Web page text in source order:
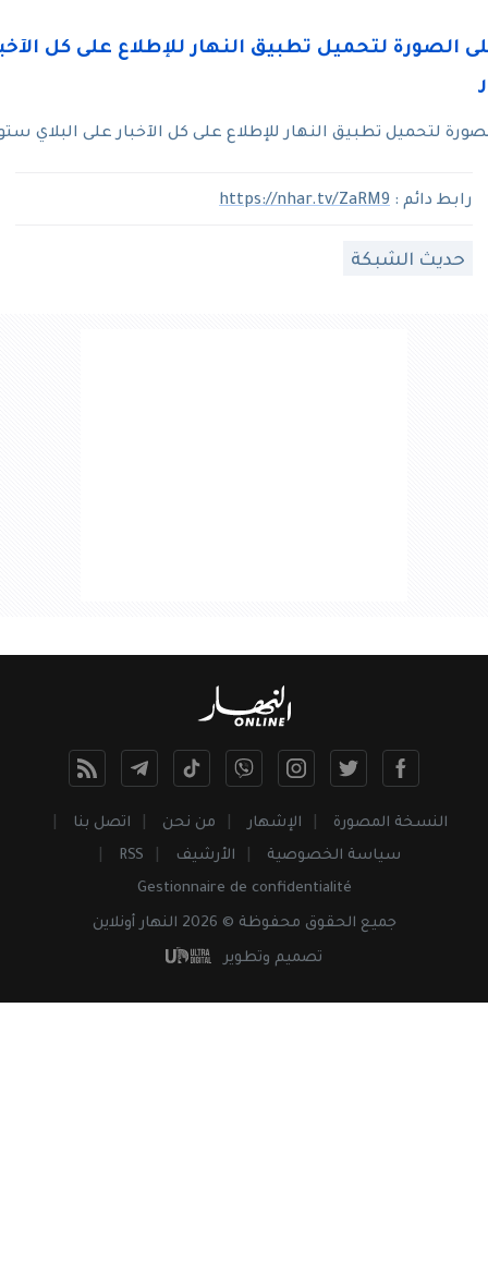
لتحميل تطبيق النهار للإطلاع على كل الآخبار على البلاي
رابط دائم : https://nhar.tv/ZaRM9
حديث الشبكة
النسخة المصورة الإشهار من نحن
اتصل بنا
سياسة الخصوصية
الأرشيف
RSS
Gestionnaire de confidentialité
جميع الحقوق محفوظة © 2026 النهار أونلاين
تصميم وتطوير